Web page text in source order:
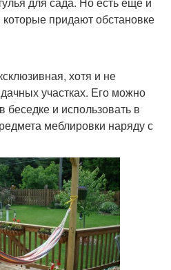
придают обстановке
хотя и не
участках. Его можно
беседке и использовать в
меблировки наряду с